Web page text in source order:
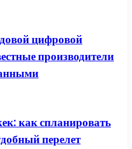
цифровой
производители
как спланировать
перелет